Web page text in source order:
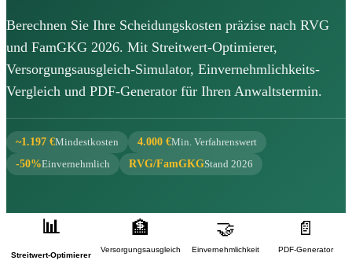
Berechnen Sie Ihre Scheidungskosten präzise nach RVG
und FamGKG 2026. Mit Streitwert-Optimierer,
Versorgungsausgleich-Simulator, Einvernehmlichkeits-
Vergleich und PDF-Generator für Ihren Anwaltstermin.
~1.197 €Mindestkosten 4.000 €Min. Verfahrenswert
-50%Einvernehmlich RVG/FamGKGStand 2026
📊
Streitwert-Optimierer
🏦
Versorgungsausgleich
🤝
Einvernehmlichkeit
📄
PDF-Generator